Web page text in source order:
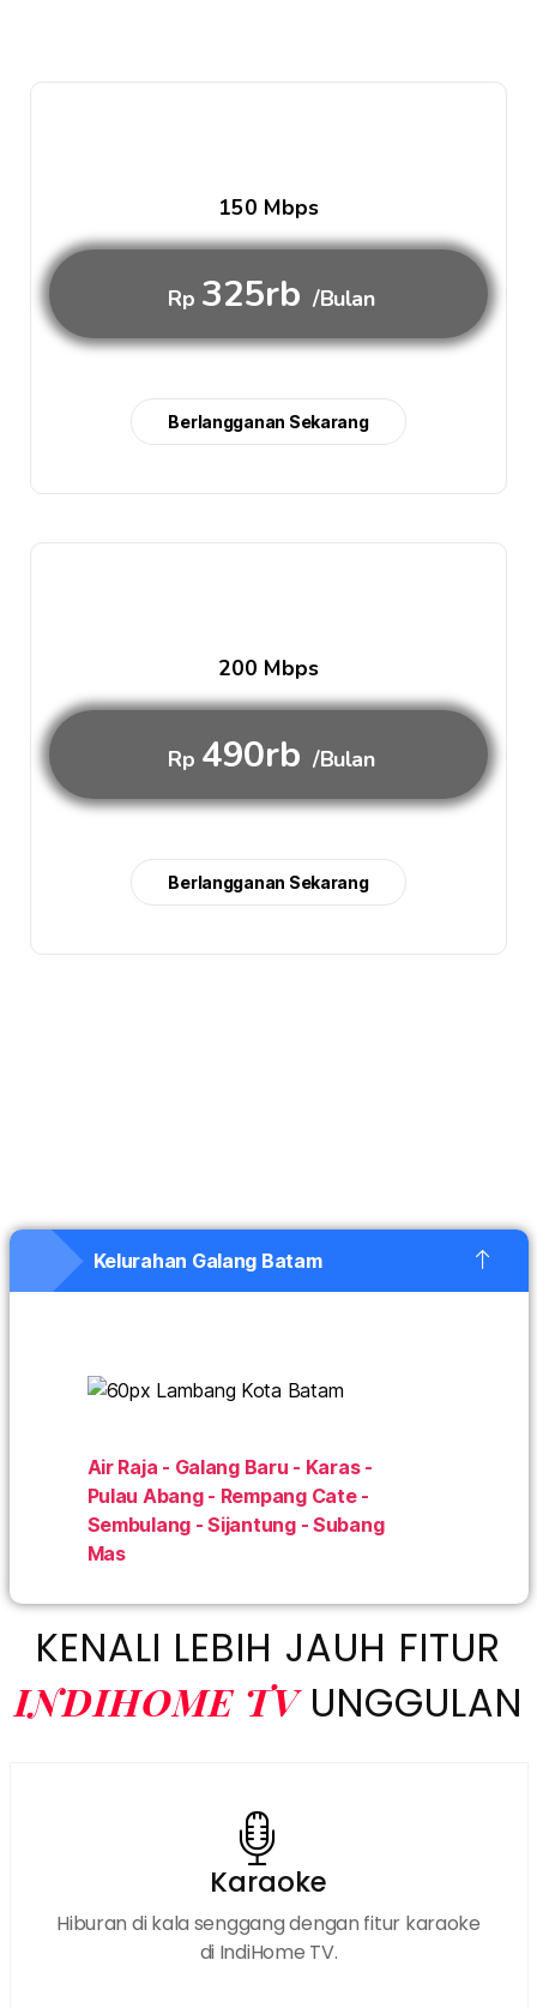
150 Mbps
Rp 325rb /Bulan
Berlangganan Sekarang
200 Mbps
Rp 490rb /Bulan
Berlangganan Sekarang
Kelurahan Galang Batam
Air Raja - Galang Baru - Karas -
Pulau Abang - Rempang Cate -
Sembulang - Sijantung - Subang
Mas
KENALI LEBIH JAUH FITUR
INDIHOME TVUNGGULAN
Karaoke
Hiburan di kala senggang dengan fitur karaoke
di IndiHome TV.